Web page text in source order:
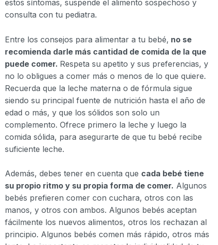
estos síntomas, suspende el alimento sospechoso y
consulta con tu pediatra.
Entre los consejos para alimentar a tu bebé, no se
recomienda darle más cantidad de comida de la que
puede comer. Respeta su apetito y sus preferencias, y
no lo obligues a comer más o menos de lo que quiere.
Recuerda que la leche materna o de fórmula sigue
siendo su principal fuente de nutrición hasta el año de
edad o más, y que los sólidos son solo un
complemento. Ofrece primero la leche y luego la
comida sólida, para asegurarte de que tu bebé recibe
suficiente leche.
Además, debes tener en cuenta que cada bebé tiene
su propio ritmo y su propia forma de comer. Algunos
bebés prefieren comer con cuchara, otros con las
manos, y otros con ambos. Algunos bebés aceptan
fácilmente los nuevos alimentos, otros los rechazan al
principio. Algunos bebés comen más rápido, otros más